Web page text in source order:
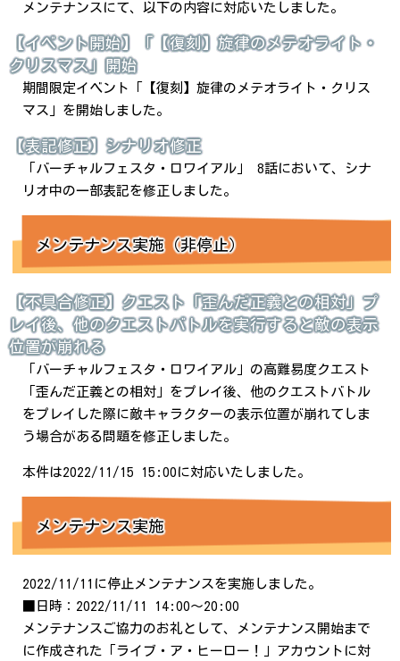
メンテナンスにて、以下の内容に対応いたしました。
【イベント開始】「【復刻】旋律のメテオライト・
クリスマス」開始
期間限定イベント「【復刻】旋律のメテオライト・クリス
マス」を開始しました。
【表記修正】シナリオ修正
「バーチャルフェスタ・ロワイアル」 8話において、シナ
リオ中の一部表記を修正しました。
メンテナンス実施（非停止）
【不具合修正】クエスト「歪んだ正義との相対」プ
レイ後、他のクエストバトルを実行すると敵の表示
位置が崩れる
「バーチャルフェスタ・ロワイアル」の高難易度クエスト
「歪んだ正義との相対」をプレイ後、他のクエストバトル
をプレイした際に敵キャラクターの表示位置が崩れてしま
う場合がある問題を修正しました。
本件は2022/11/15 15:00に対応いたしました。
メンテナンス実施
2022/11/11に停止メンテナンスを実施しました。
■日時：2022/11/11 14:00～20:00
メンテナンスご協力のお礼として、メンテナンス開始まで
に作成された「ライブ・ア・ヒーロー！」アカウントに対